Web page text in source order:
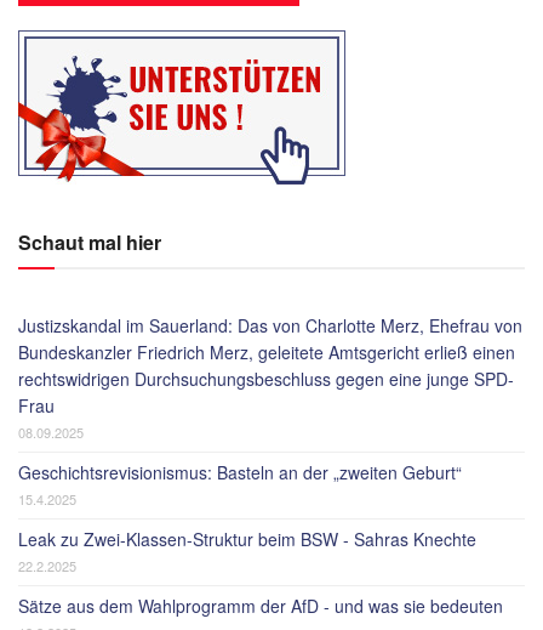
Schaut mal hier
Justizskandal im Sauerland: Das von Charlotte Merz, Ehefrau von
Bundeskanzler Friedrich Merz, geleitete Amtsgericht erließ einen
rechtswidrigen Durchsuchungsbeschluss gegen eine junge SPD-
Frau
08.09.2025
Geschichtsrevisionismus: Basteln an der „zweiten Geburt“
15.4.2025
Leak zu Zwei-Klassen-Struktur beim BSW - Sahras Knechte
22.2.2025
Sätze aus dem Wahlprogramm der AfD - und was sie bedeuten